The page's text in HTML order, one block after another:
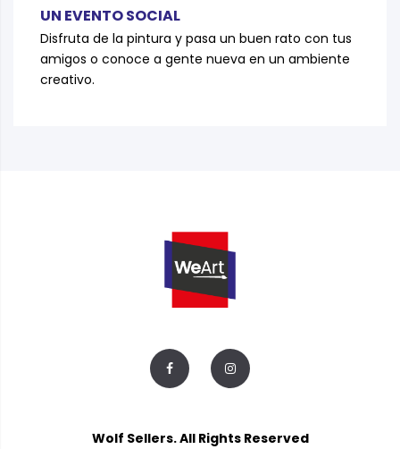
UN EVENTO SOCIAL
Disfruta de la pintura y pasa un buen rato con tus
amigos o conoce a gente nueva en un ambiente
creativo.
Wolf Sellers. All Rights Reserved